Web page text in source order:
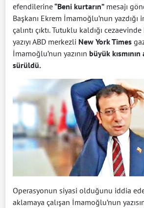
efendilerine“Beni kurtarın” mesajı
Başkanı Ekrem İmamoğlu’nun
çalıntı çıktı. Tutuklu kaldığı
yazıyı ABD merkezli New York Times
İmamoğlu’nun yazının büyük
sürüldü.
Operasyonun siyasi olduğunu iddia
aklamaya çalışan İmamoğlu’nun